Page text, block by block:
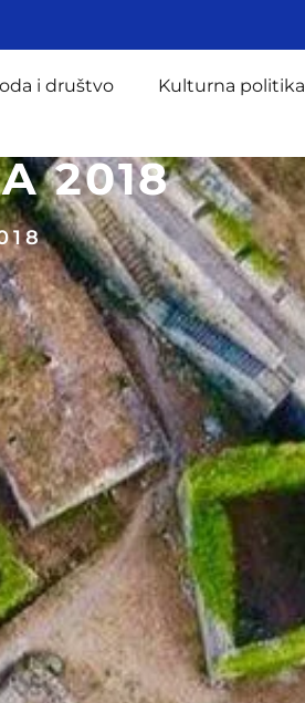
i društvo Kulturna politika
2018